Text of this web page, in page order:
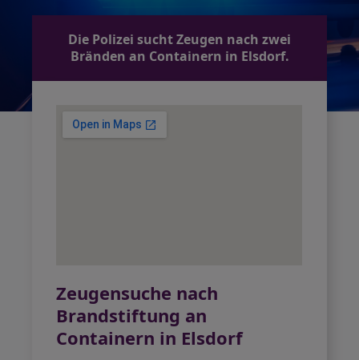
Die Polizei sucht Zeugen nach zwei
Bränden an Containern in Elsdorf.
Zeugensuche nach
Brandstiftung an
Containern in Elsdorf